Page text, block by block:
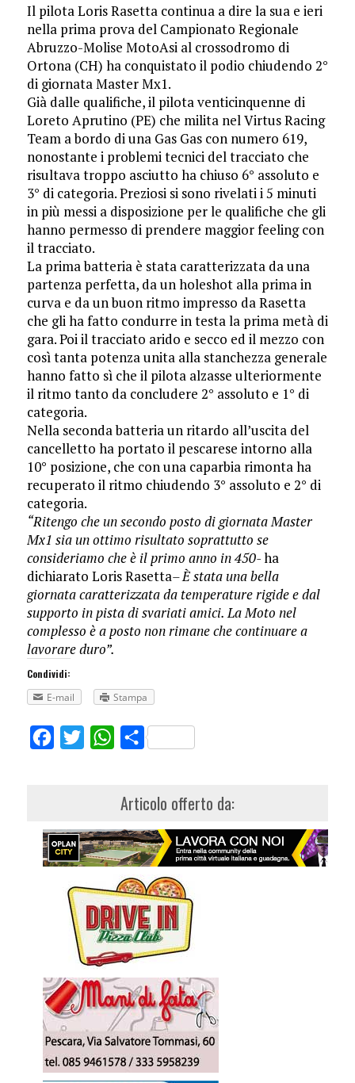
Il pilota Loris Rasetta continua a dire la sua e ieri
nella prima prova del Campionato Regionale
Abruzzo-Molise MotoAsi al crossodromo di
Ortona (CH) ha conquistato il podio chiudendo 2°
di giornata Master Mx1.
Già dalle qualifiche, il pilota venticinquenne di
Loreto Aprutino (PE) che milita nel Virtus Racing
Team a bordo di una Gas Gas con numero 619,
nonostante i problemi tecnici del tracciato che
risultava troppo asciutto ha chiuso 6° assoluto e
3° di categoria. Preziosi si sono rivelati i 5 minuti
in più messi a disposizione per le qualifiche che gli
hanno permesso di prendere maggior feeling con
il tracciato.
La prima batteria è stata caratterizzata da una
partenza perfetta, da un holeshot alla prima in
curva e da un buon ritmo impresso da Rasetta
che gli ha fatto condurre in testa la prima metà di
gara. Poi il tracciato arido e secco ed il mezzo con
così tanta potenza unita alla stanchezza generale
hanno fatto sì che il pilota alzasse ulteriormente
il ritmo tanto da concludere 2° assoluto e 1° di
categoria.
Nella seconda batteria un ritardo all’uscita del
cancelletto ha portato il pescarese intorno alla
10° posizione, che con una caparbia rimonta ha
recuperato il ritmo chiudendo 3° assoluto e 2° di
categoria.
“Ritengo che un secondo posto di giornata Master
Mx1 sia un ottimo risultato soprattutto se
consideriamo che è il primo anno in 450-ha
dichiarato Loris Rasetta– È stata una bella
giornata caratterizzata da temperature rigide e dal
supporto in pista di svariati amici. La Moto nel
complesso è a posto non rimane che continuare a
lavorare duro”.
Condividi:
E-mail
Stampa
FacebookTwitterWhatsApp
Share
Articolo offerto da: